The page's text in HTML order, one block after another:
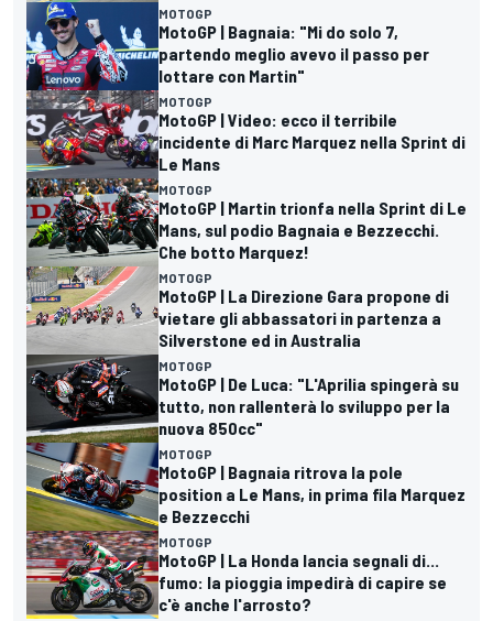
MOTOGP
MotoGP | Bagnaia: "Mi do solo 7,
partendo meglio avevo il passo per
lottare con Martin"
MOTOGP
MotoGP | Video: ecco il terribile
incidente di Marc Marquez nella Sprint di
Le Mans
MOTOGP
MotoGP | Martin trionfa nella Sprint di Le
Mans, sul podio Bagnaia e Bezzecchi.
Che botto Marquez!
MOTOGP
MotoGP | La Direzione Gara propone di
vietare gli abbassatori in partenza a
Silverstone ed in Australia
MOTOGP
MotoGP | De Luca: "L'Aprilia spingerà su
tutto, non rallenterà lo sviluppo per la
nuova 850cc"
MOTOGP
MotoGP | Bagnaia ritrova la pole
position a Le Mans, in prima fila Marquez
e Bezzecchi
MOTOGP
MotoGP | La Honda lancia segnali di...
fumo: la pioggia impedirà di capire se
c'è anche l'arrosto?